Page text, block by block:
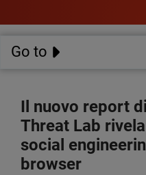
Go to
Il nuovo report
Threat Lab
social
browser